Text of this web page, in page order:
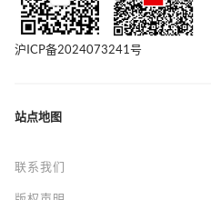
沪ICP备2024073241号
站点地图
联系我们